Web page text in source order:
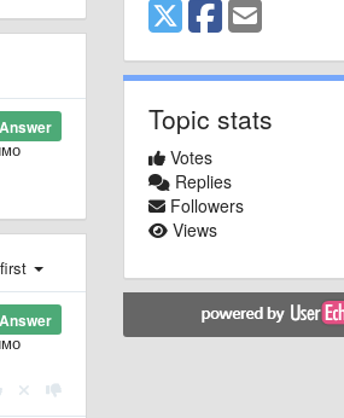
Answer
Answer
Topic stats
Votes
Replies
Followers
Views